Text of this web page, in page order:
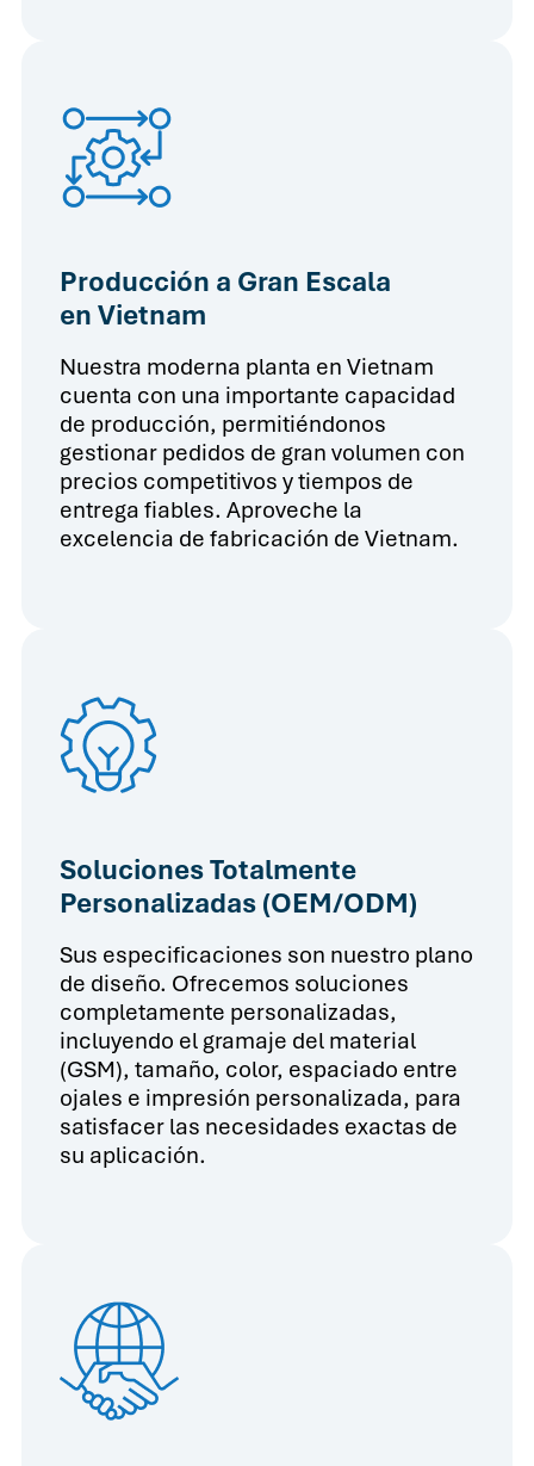
Producción a Gran Escala
en Vietnam
Nuestra moderna planta en Vietnam
cuenta con una importante capacidad
de producción, permitiéndonos
gestionar pedidos de gran volumen con
precios competitivos y tiempos de
entrega fiables. Aproveche la
excelencia de fabricación de Vietnam.
Soluciones Totalmente
Personalizadas (OEM/ODM)
Sus especificaciones son nuestro plano
de diseño. Ofrecemos soluciones
completamente personalizadas,
incluyendo el gramaje del material
(GSM), tamaño, color, espaciado entre
ojales e impresión personalizada, para
satisfacer las necesidades exactas de
su aplicación.